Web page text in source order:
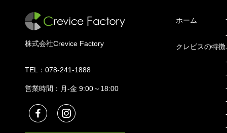
株式会社Crevice Factory
TEL： 078-241-1888
営業時間：月-金 9:00～18:00
ホーム
クレビスの特徴